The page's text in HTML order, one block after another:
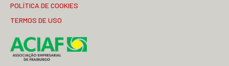
POLÍTICA DE COOKIES
TERMOS DE USO